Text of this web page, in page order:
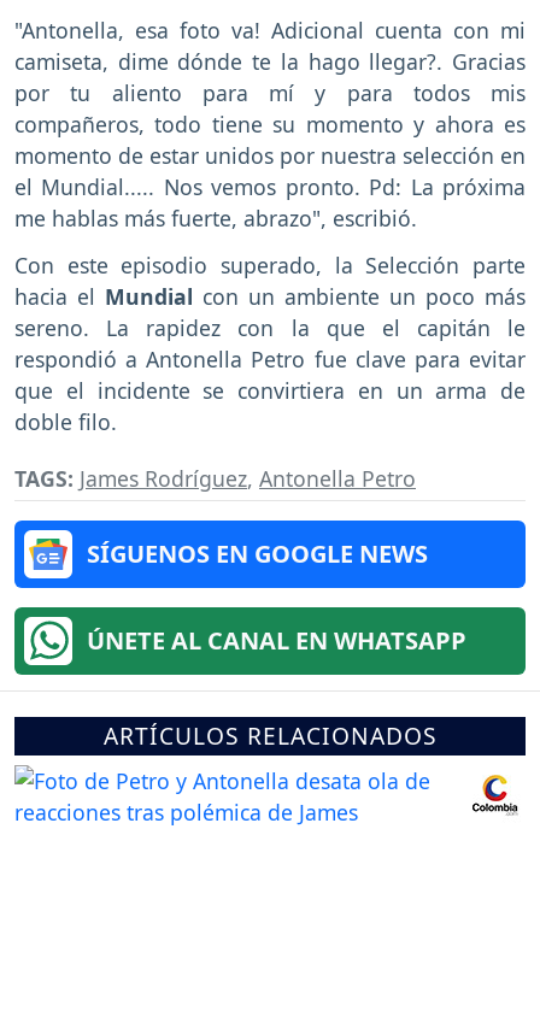
"Antonella, esa foto va! Adicional cuenta con mi
camiseta, dime dónde te la hago llegar?. Gracias
por tu aliento para mí y para todos mis
compañeros, todo tiene su momento y ahora es
momento de estar unidos por nuestra selección en
el Mundial..... Nos vemos pronto. Pd: La próxima
me hablas más fuerte, abrazo", escribió.
Con este episodio superado, la Selección parte
hacia el Mundial con un ambiente un poco más
sereno. La rapidez con la que el capitán le
respondió a Antonella Petro fue clave para evitar
que el incidente se convirtiera en un arma de
doble filo.
TAGS: James Rodríguez, Antonella Petro
SÍGUENOS EN GOOGLE NEWS
ÚNETE AL CANAL EN WHATSAPP
ARTÍCULOS RELACIONADOS